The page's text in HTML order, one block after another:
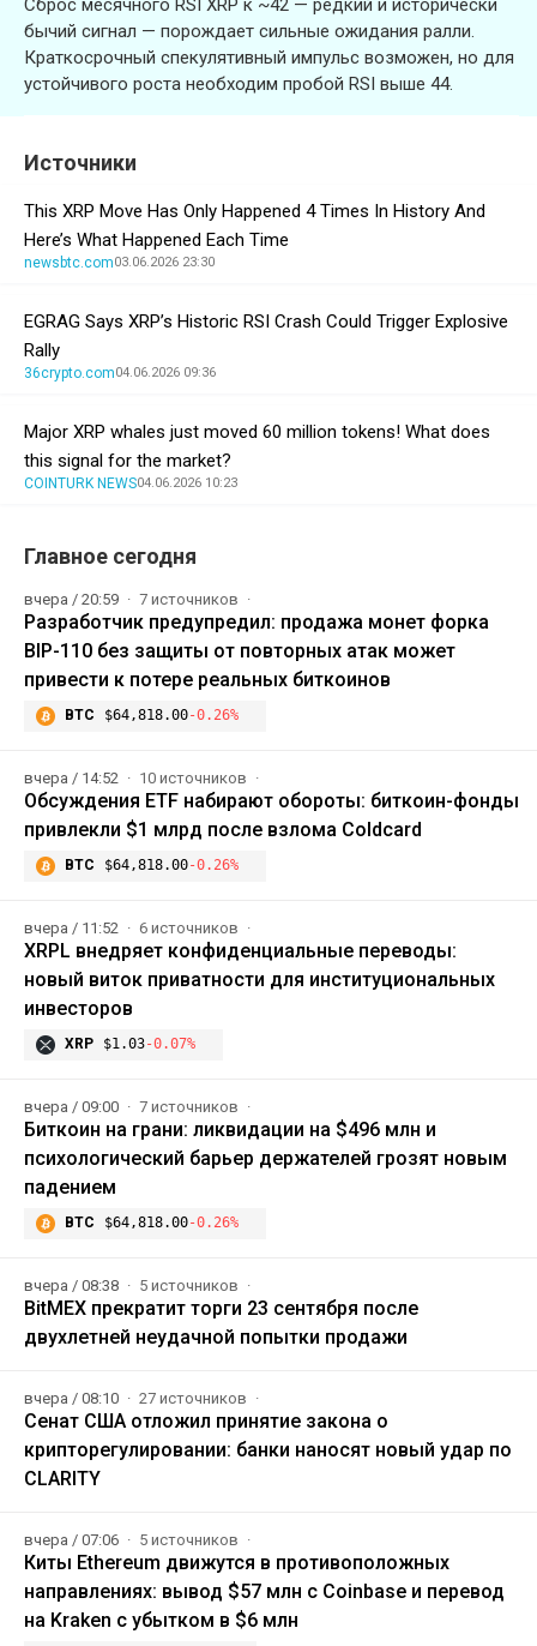
Сброс месячного RSI XRP к ~42 — редкий и исторически
бычий сигнал — порождает сильные ожидания ралли.
Краткосрочный спекулятивный импульс возможен, но для
устойчивого роста необходим пробой RSI выше 44.
Источники
This XRP Move Has Only Happened 4 Times In History And
Here’s What Happened Each Time
newsbtc.com03.06.2026 23:30
EGRAG Says XRP’s Historic RSI Crash Could Trigger Explosive
Rally
36crypto.com04.06.2026 09:36
Major XRP whales just moved 60 million tokens! What does
this signal for the market?
COINTURK NEWS04.06.2026 10:23
Главное сегодня
вчера / 20:59 7 источников
Разработчик предупредил: продажа монет форка
BIP-110 без защиты от повторных атак может
привести к потере реальных биткоинов
BTC $64,818.00-0.26%
вчера / 14:52 10 источников
Обсуждения ETF набирают обороты: биткоин-фонды
привлекли $1 млрд после взлома Coldcard
BTC $64,818.00-0.26%
вчера / 11:52 6 источников
XRPL внедряет конфиденциальные переводы:
новый виток приватности для институциональных
инвесторов
XRP $1.03-0.07%
вчера / 09:00 7 источников
Биткоин на грани: ликвидации на $496 млн и
психологический барьер держателей грозят новым
падением
BTC $64,818.00-0.26%
вчера / 08:38 5 источников
BitMEX прекратит торги 23 сентября после
двухлетней неудачной попытки продажи
вчера / 08:10 27 источников
Сенат США отложил принятие закона о
крипторегулировании: банки наносят новый удар по
CLARITY
вчера / 07:06 5 источников
Киты Ethereum движутся в противоположных
направлениях: вывод $57 млн с Coinbase и перевод
на Kraken с убытком в $6 млн